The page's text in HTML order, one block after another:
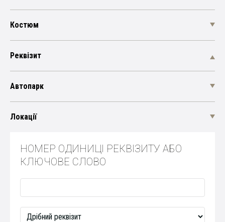
Костюм
Реквізит
Автопарк
Локації
НОМЕР ОДИНИЦІ РЕКВІЗИТУ АБО
КЛЮЧОВЕ СЛОВО